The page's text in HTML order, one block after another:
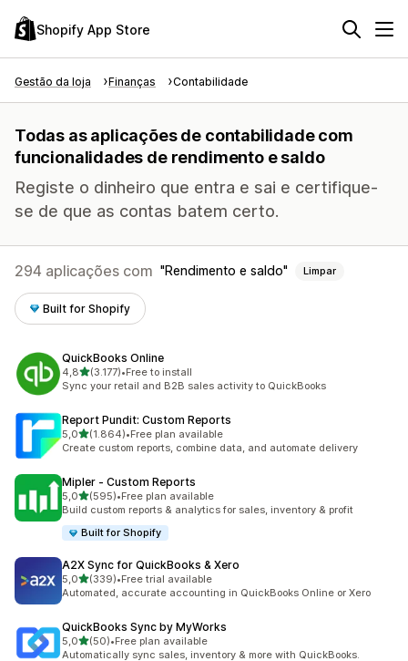
Shopify App Store
Gestão da loja Finanças Contabilidade
Todas as aplicações de contabilidade com
funcionalidades de rendimento e saldo
Registe o dinheiro que entra e sai e certifique-
se de que as contas batem certo.
294 aplicações com Rendimento e saldo Limpar
Built for Shopify
QuickBooks Online
4,8de 5 estrelas
(3.177)
3177 total de avaliações
•Free to install
Sync your retail and B2B sales activity to QuickBooks
Report Pundit: Custom Reports
5,0de 5 estrelas
(1.864)
1864 total de avaliações
•Free plan available
Create custom reports, combine data, and automate delivery
Mipler ‑ Custom Reports
5,0de 5 estrelas
(595)
595 total de avaliações
•Free plan available
Build custom reports & analytics for sales, inventory & profit
Built for Shopify
A2X Sync for QuickBooks & Xero
5,0de 5 estrelas
(339)
339 total de avaliações
•Free trial available
Automated, accurate accounting in QuickBooks Online or Xero
QuickBooks Sync by MyWorks
5,0de 5 estrelas
(50)
50 total de avaliações
•Free plan available
Automatically sync sales, inventory & more with QuickBooks.